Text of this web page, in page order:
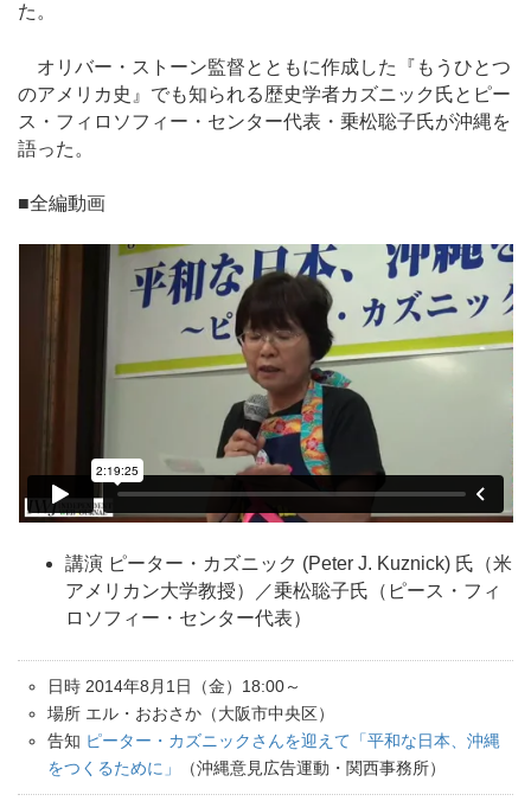
た。
オリバー・ストーン監督とともに作成した『もうひとつ
のアメリカ史』でも知られる歴史学者カズニック氏とピー
ス・フィロソフィー・センター代表・乗松聡子氏が沖縄を
語った。
■全編動画
講演 ピーター・カズニック (Peter J. Kuznick) 氏（米
アメリカン大学教授）／乗松聡子氏（ピース・フィ
ロソフィー・センター代表）
日時 2014年8月1日（金）18:00～
場所 エル・おおさか（大阪市中央区）
告知 ピーター・カズニックさんを迎えて「平和な日本、沖縄
をつくるために」
（沖縄意見広告運動・関西事務所）